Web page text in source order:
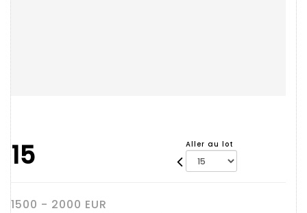
15 Aller au lot
1500 - 2000 EUR